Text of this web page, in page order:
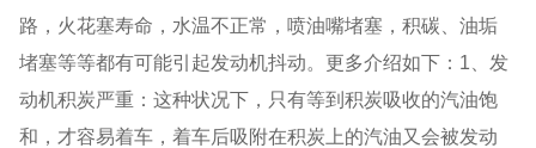
路，火花塞寿命，水温不正常，喷油嘴堵塞，积碳、油垢
堵塞等等都有可能引起发动机抖动。更多介绍如下：1、发
动机积炭严重：这种状况下，只有等到积炭吸收的汽油饱
和，才容易着车，着车后吸附在积炭上的汽油又会被发动